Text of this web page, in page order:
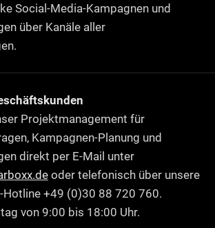
Social-Media-Kampagnen und
über Kanäle aller
Projektmanagement für
Kampagnen-Planung und
direkt per E-Mail unter
oder telefonisch über unsere
Hotline +49 (0)30 88 720 760.
von 9:00 bis 18:00 Uhr.